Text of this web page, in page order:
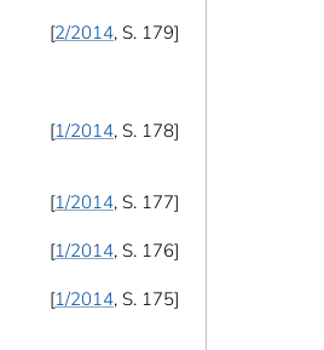
2/2014, S. 179
1/2014, S. 178
1/2014, S. 177
1/2014, S. 176
1/2014, S. 175